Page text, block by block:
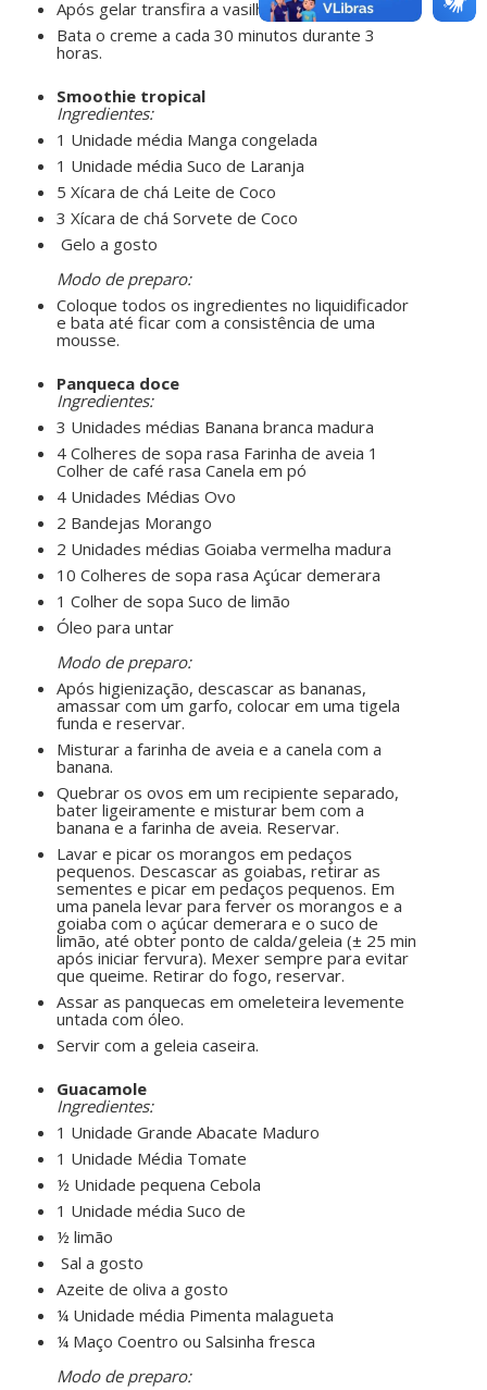
Após gelar transfira a vasilha para o freezer.
Bata o creme a cada 30 minutos durante 3
horas.
Smoothie tropical
Ingredientes:
1 Unidade média Manga congelada
1 Unidade média Suco de Laranja
5 Xícara de chá Leite de Coco
3 Xícara de chá Sorvete de Coco
Gelo a gosto
Modo de preparo:
Coloque todos os ingredientes no liquidificador
e bata até ficar com a consistência de uma
mousse.
Panqueca doce
Ingredientes:
3 Unidades médias Banana branca madura
4 Colheres de sopa rasa Farinha de aveia 1
Colher de café rasa Canela em pó
4 Unidades Médias Ovo
2 Bandejas Morango
2 Unidades médias Goiaba vermelha madura
10 Colheres de sopa rasa Açúcar demerara
1 Colher de sopa Suco de limão
Óleo para untar
Modo de preparo:
Após higienização, descascar as bananas,
amassar com um garfo, colocar em uma tigela
funda e reservar.
Misturar a farinha de aveia e a canela com a
banana.
Quebrar os ovos em um recipiente separado,
bater ligeiramente e misturar bem com a
banana e a farinha de aveia. Reservar.
Lavar e picar os morangos em pedaços
pequenos. Descascar as goiabas, retirar as
sementes e picar em pedaços pequenos. Em
uma panela levar para ferver os morangos e a
goiaba com o açúcar demerara e o suco de
limão, até obter ponto de calda/geleia (± 25 min
após iniciar fervura). Mexer sempre para evitar
que queime. Retirar do fogo, reservar.
Assar as panquecas em omeleteira levemente
untada com óleo.
Servir com a geleia caseira.
Guacamole
Ingredientes:
1 Unidade Grande Abacate Maduro
1 Unidade Média Tomate
½ Unidade pequena Cebola
1 Unidade média Suco de
½ limão
Sal a gosto
Azeite de oliva a gosto
¼ Unidade média Pimenta malagueta
¼ Maço Coentro ou Salsinha fresca
Modo de preparo: